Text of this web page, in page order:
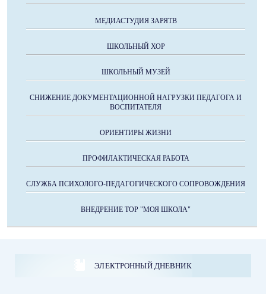
МЕДИАСТУДИЯ ЗАРЯТВ
ШКОЛЬНЫЙ ХОР
ШКОЛЬНЫЙ МУЗЕЙ
СНИЖЕНИЕ ДОКУМЕНТАЦИОННОЙ НАГРУЗКИ ПЕДАГОГА И
ВОСПИТАТЕЛЯ
ОРИЕНТИРЫ ЖИЗНИ
ПРОФИЛАКТИЧЕСКАЯ РАБОТА
СЛУЖБА ПСИХОЛОГО-ПЕДАГОГИЧЕСКОГО СОПРОВОЖДЕНИЯ
ВНЕДРЕНИЕ ТОР "МОЯ ШКОЛА"
ЭЛЕКТРОННЫЙ ДНЕВНИК